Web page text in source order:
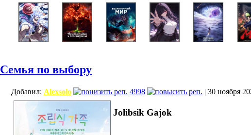
Семья по выбору
Добавил: Alexsolo 4998 | 30 ноября
Jolibsik Gajok